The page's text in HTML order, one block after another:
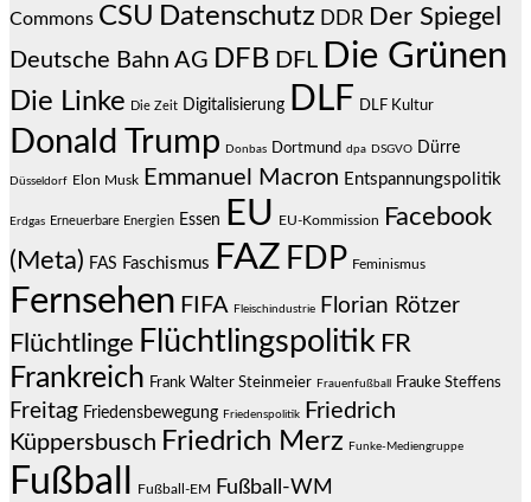
Commons CSU Datenschutz DDR Der Spiegel
Deutsche Bahn AG DFB DFL Die Grünen
Die Linke Die Zeit Digitalisierung DLF DLF Kultur
Donald Trump Donbas Dortmund dpa DSGVO Dürre
Düsseldorf Elon Musk Emmanuel Macron Entspannungspolitik
Erdgas Erneuerbare Energien Essen EU EU-Kommission Facebook
(Meta) FAS Faschismus FAZ FDP Feminismus
Fernsehen FIFA Fleischindustrie Florian Rötzer
Flüchtlinge Flüchtlingspolitik FR
Frankreich Frank Walter Steinmeier Frauenfußball Frauke Steffens
Freitag Friedensbewegung Friedenspolitik
Friedrich
Küppersbusch Friedrich Merz Funke-Mediengruppe
Fußball Fußball-EM Fußball-WM